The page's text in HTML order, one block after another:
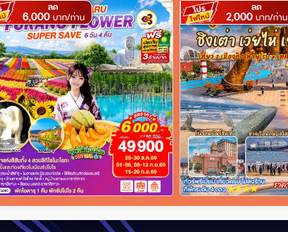
ลด
6,000 บาท/ท่าน
ลด
2,000 บาท/ท่าน